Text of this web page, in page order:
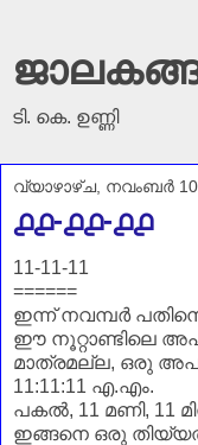
ടി. കെ. ഉണ്ണി
വ്യാഴാഴ്‌ച, നവംബർ 10,
൧൧-൧൧-൧൧
11-11-11
======
ഇന്ന് നവമ്പർ
ഈ നൂറ്റാണ്ടിലെ
മാത്രമല്ല, ഒരു
11:11:11 എ.എം.
പകൽ, 11 മണി, 11
ഇങ്ങനെ ഒരു